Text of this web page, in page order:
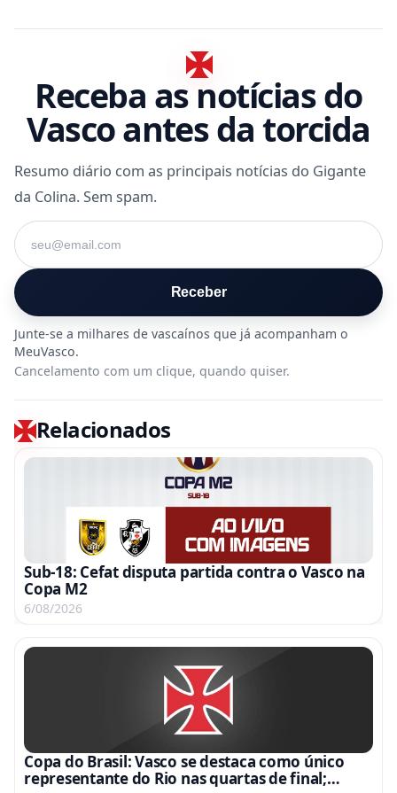
Receba as notícias do
Vasco antes da torcida
Resumo diário com as principais notícias do Gigante
da Colina. Sem spam.
Seu e-mail
Receber
Cancelamento com um clique, quando quiser.
Relacionados
Sub-18: Cefat disputa partida contra o Vasco na
Copa M2
6/08/2026
Copa do Brasil: Vasco se destaca como único
representante do Rio nas quartas de final;